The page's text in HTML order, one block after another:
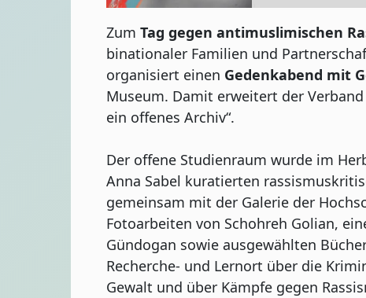
Zum Tag gegen antimuslimischen
binationaler Familien und
organisiert einen Gedenkabend mit
Museum. Damit erweitert der
ein offenes Archiv“.
Der offene Studienraum wurde im
Anna Sabel kuratierten
gemeinsam mit der Galerie der
Fotoarbeiten von Schohreh Golian,
Gündogan sowie ausgewählten
Recherche- und Lernort über die
Gewalt und über Kämpfe gegen